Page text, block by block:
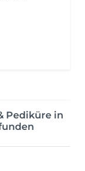
Pediküre in